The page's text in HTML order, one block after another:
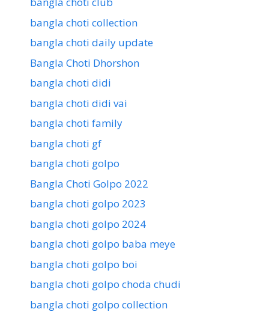
bangla choti collection
bangla choti daily update
Bangla Choti Dhorshon
bangla choti didi
bangla choti didi vai
bangla choti family
bangla choti gf
bangla choti golpo
Bangla Choti Golpo 2022
bangla choti golpo 2023
bangla choti golpo 2024
bangla choti golpo baba meye
bangla choti golpo boi
bangla choti golpo choda chudi
bangla choti golpo collection